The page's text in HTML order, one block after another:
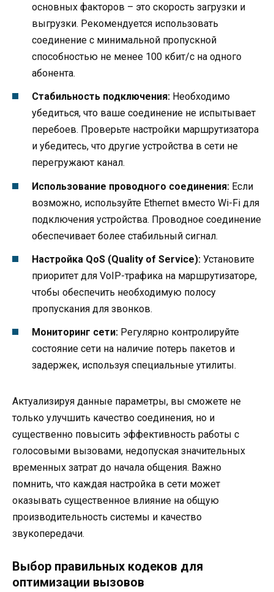
основных факторов – это скорость загрузки и
выгрузки. Рекомендуется использовать
соединение с минимальной пропускной
способностью не менее 100 кбит/с на одного
абонента.
Стабильность подключения: Необходимо
убедиться, что ваше соединение не испытывает
перебоев. Проверьте настройки маршрутизатора
и убедитесь, что другие устройства в сети не
перегружают канал.
Использование проводного соединения: Если
возможно, используйте Ethernet вместо Wi-Fi для
подключения устройства. Проводное соединение
обеспечивает более стабильный сигнал.
Настройка QoS (Quality of Service): Установите
приоритет для VoIP-трафика на маршрутизаторе,
чтобы обеспечить необходимую полосу
пропускания для звонков.
Мониторинг сети: Регулярно контролируйте
состояние сети на наличие потерь пакетов и
задержек, используя специальные утилиты.
Актуализируя данные параметры, вы сможете не
только улучшить качество соединения, но и
существенно повысить эффективность работы с
голосовыми вызовами, недопуская значительных
временных затрат до начала общения. Важно
помнить, что каждая настройка в сети может
оказывать существенное влияние на общую
производительность системы и качество
звукопередачи.
Выбор правильных кодеков для
оптимизации вызовов